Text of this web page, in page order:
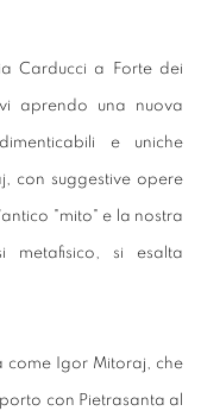
Carducci a Forte dei
aprendo una nuova
e uniche
con suggestive opere
"mito" e la nostra
metafisico, si esalta
come Igor Mitoraj, che
con Pietrasanta al